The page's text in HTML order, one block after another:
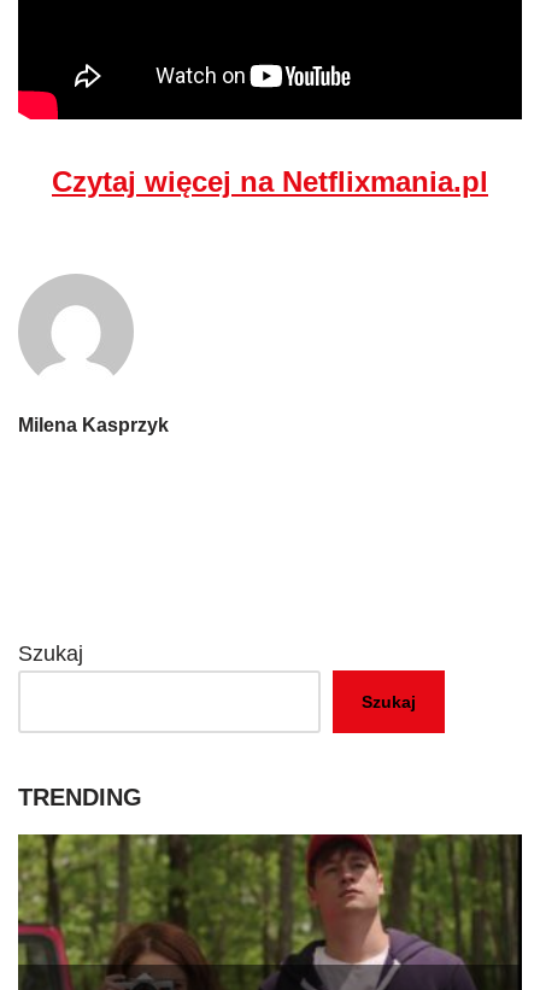
Czytaj więcej na Netflixmania.pl
Milena Kasprzyk
Szukaj
Szukaj
TRENDING